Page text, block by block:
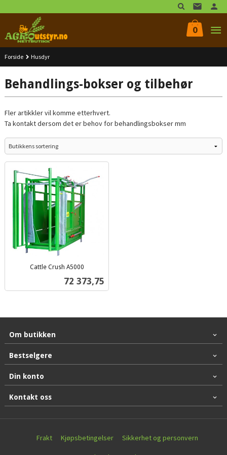
til
innholdet
0
Forside Husdyr
Behandlings-bokser og tilbehør
Fler artikkler vil komme etterhvert.
Ta kontakt dersom det er behov for behandlingsbokser mm
Cattle Crush A5000
Pris
72 373,75
Om butikken
Bestselgere
Din konto
Kontakt oss
Frakt Kjøpsbetingelser Sikkerhet og personvern